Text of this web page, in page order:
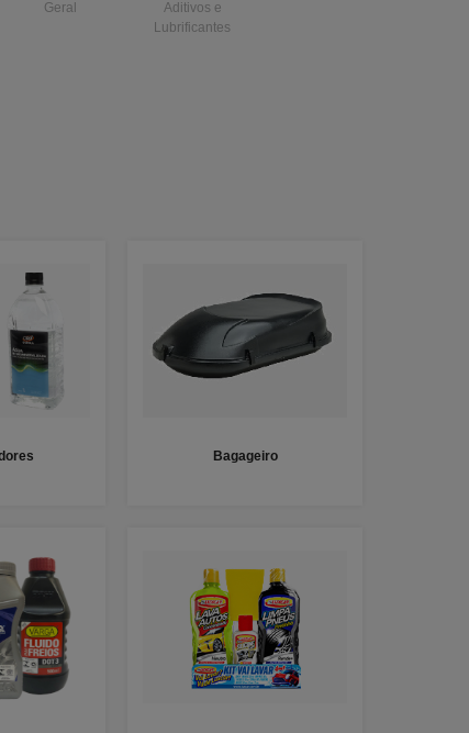
Geral
Aditivos e
Lubrificantes
Bagageiro